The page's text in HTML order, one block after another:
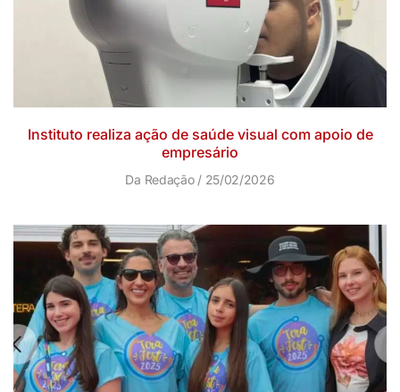
Instituto realiza ação de saúde visual com apoio de
empresário
Da Redação 25/02/2026